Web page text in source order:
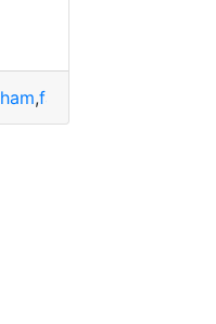
,facturación en línea